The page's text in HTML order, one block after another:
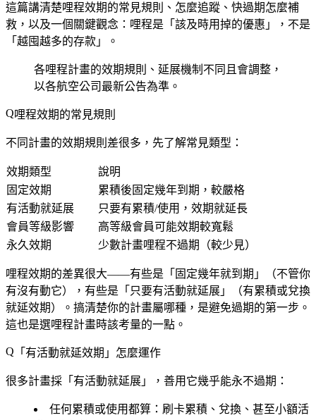
這篇講清楚哩程效期的常見規則、怎麼追蹤、快過期怎麼補
救，以及一個關鍵觀念：哩程是「該及時用掉的優惠」，不是
「越囤越多的存款」。
各哩程計畫的效期規則、延展機制不同且會調整，
以各航空公司最新公告為準。
哩程效期的常見規則
不同計畫的效期規則差很多，先了解常見類型：
效期類型
說明
固定效期
累積後固定幾年到期，較嚴格
有活動就延展
只要有累積/使用，效期就延長
會員等級影響
高等級會員可能效期較寬鬆
永久效期
少數計畫哩程不過期（較少見）
哩程效期的差異很大——有些是「固定幾年就到期」（不管你
有沒有動它），有些是「只要有活動就延展」（有累積或兌換
就延效期）。搞清楚你的計畫屬哪種，是避免過期的第一步。
這也是選哩程計畫時該考量的一點。
「有活動就延效期」怎麼運作
很多計畫採「有活動就延展」，善用它幾乎能永不過期：
任何累積或使用都算 ：刷卡累積、兌換、甚至小額活